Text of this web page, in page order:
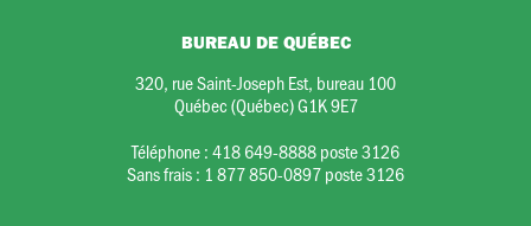
BUREAU DE QUÉBEC
320, rue Saint-Joseph Est, bureau 100
Québec (Québec) G1K 9E7
Téléphone :418 649-8888 poste 3126
Sans frais : 1 877 850-0897 poste 3126